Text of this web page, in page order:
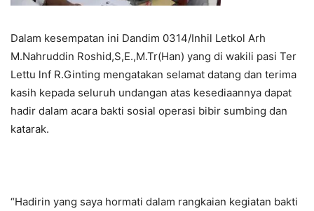
Dalam kesempatan ini Dandim 0314/Inhil Letkol Arh
M.Nahruddin Roshid,S,E.,M.Tr(Han) yang di wakili pasi Ter
Lettu lnf R.Ginting mengatakan selamat datang dan terima
kasih kepada seluruh undangan atas kesediaannya dapat
hadir dalam acara bakti sosial operasi bibir sumbing dan
katarak.
“Hadirin yang saya hormati dalam rangkaian kegiatan bakti